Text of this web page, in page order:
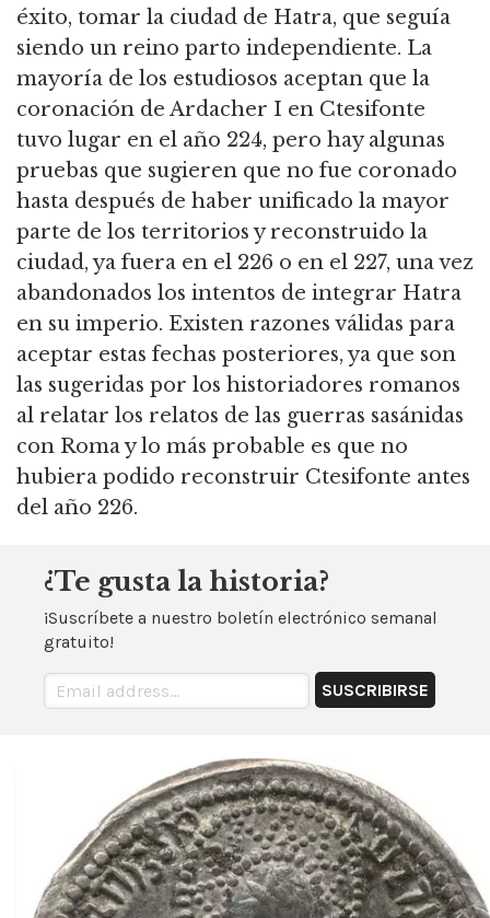
éxito, tomar la ciudad de Hatra, que seguía
siendo un reino parto independiente. La
mayoría de los estudiosos aceptan que la
coronación de Ardacher I en Ctesifonte
tuvo lugar en el año 224, pero hay algunas
pruebas que sugieren que no fue coronado
hasta después de haber unificado la mayor
parte de los territorios y reconstruido la
ciudad, ya fuera en el 226 o en el 227, una vez
abandonados los intentos de integrar Hatra
en su imperio. Existen razones válidas para
aceptar estas fechas posteriores, ya que son
las sugeridas por los historiadores romanos
al relatar los relatos de las guerras sasánidas
con Romay lo más probable es que no
hubiera podido reconstruir Ctesifonte antes
del año 226.
¿Te gusta la historia?
¡Suscríbete a nuestro boletín electrónico semanal
gratuito!